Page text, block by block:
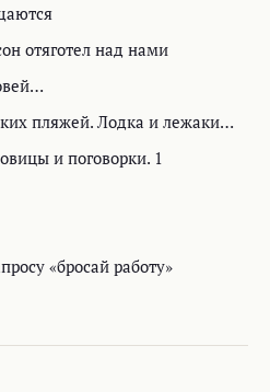
отяготел над нами
пляжей. Лодка и лежаки…
и поговорки. 1
«бросай работу»